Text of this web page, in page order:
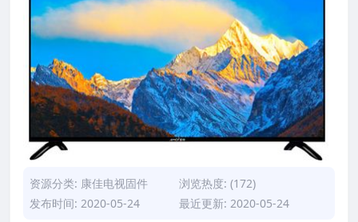
资源分类: 康佳电视固件
浏览热度: (172)
发布时间: 2020-05-24
最近更新: 2020-05-24